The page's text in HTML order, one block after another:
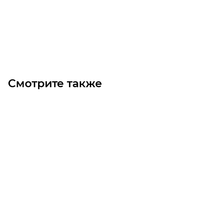
Смотрите также